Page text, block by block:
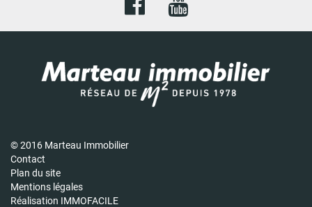
© 2016 Marteau Immobilier
Contact
Plan du site
Mentions légales
Réalisation IMMOFACILE